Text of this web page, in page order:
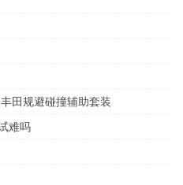
田规避碰撞辅助套装
难吗